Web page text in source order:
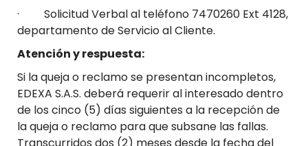
· Solicitud Verbal al teléfono 7470260 Ext 4128,
departamento de Servicio al Cliente.
Atención y respuesta:
Si la queja o reclamo se presentan incompletos,
EDEXA S.A.S. deberá requerir al interesado dentro
de los cinco (5) días siguientes a la recepción de
la queja o reclamo para que subsane las fallas.